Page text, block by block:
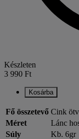
Készleten
3 990 Ft
Fő összetevő Cink
Méret
Lánc
Súly
Kb. 6gr